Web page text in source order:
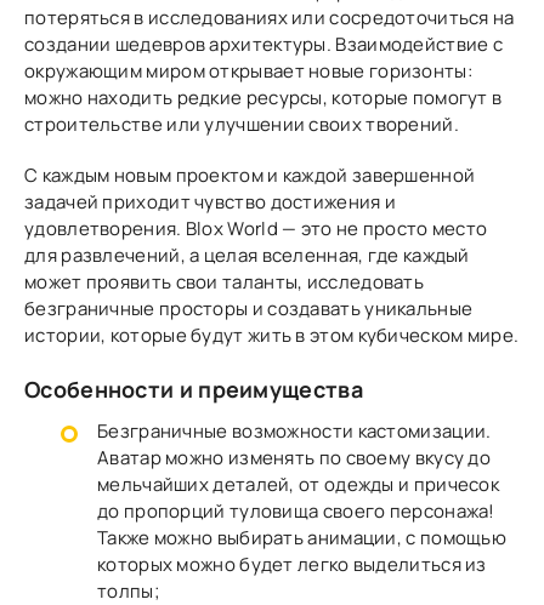
потеряться в исследованиях или сосредоточиться на
создании шедевров архитектуры. Взаимодействие с
окружающим миром открывает новые горизонты:
можно находить редкие ресурсы, которые помогут в
строительстве или улучшении своих творений.
С каждым новым проектом и каждой завершенной
задачей приходит чувство достижения и
удовлетворения. Blox World — это не просто место
для развлечений, а целая вселенная, где каждый
может проявить свои таланты, исследовать
безграничные просторы и создавать уникальные
истории, которые будут жить в этом кубическом мире.
Особенности и преимущества
Безграничные возможности кастомизации.
Аватар можно изменять по своему вкусу до
мельчайших деталей, от одежды и причесок
до пропорций туловища своего персонажа!
Также можно выбирать анимации, с помощью
которых можно будет легко выделиться из
толпы;